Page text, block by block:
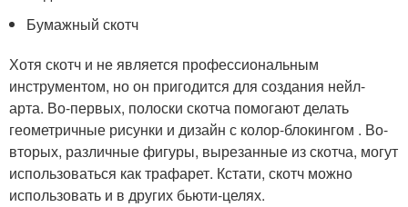
Бумажный скотч
Хотя скотч и не является профессиональным
инструментом, но он пригодится для создания нейл-
арта. Во-первых, полоски скотча помогают делать
геометричные рисунки и дизайн с колор-блокингом . Во-
вторых, различные фигуры, вырезанные из скотча, могут
использоваться как трафарет. Кстати, скотч можно
использовать и в других бьюти-целях.